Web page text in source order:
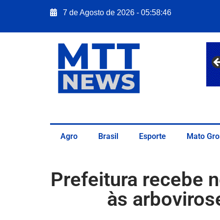
7 de Agosto de 2026 - 05:58:47
Agro Brasil Esporte Mato
Prefeitura recebe
às